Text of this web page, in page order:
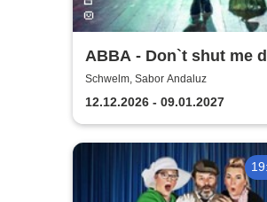
ABBA - Don`t shut me
Dinnermusical
Schwelm, Sabor Andaluz
12.12.2026 - 09.01.2027